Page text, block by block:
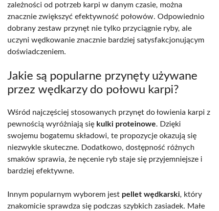
zależności od potrzeb karpi w danym czasie, można
znacznie zwiększyć efektywność połowów. Odpowiednio
dobrany zestaw przynęt nie tylko przyciągnie ryby, ale
uczyni wędkowanie znacznie bardziej satysfakcjonującym
doświadczeniem.
Jakie są popularne przynęty używane
przez wędkarzy do połowu karpi?
Wśród najczęściej stosowanych przynęt do łowienia karpi z
pewnością wyróżniają się kulki proteinowe. Dzięki
swojemu bogatemu składowi, te propozycje okazują się
niezwykle skuteczne. Dodatkowo, dostępność różnych
smaków sprawia, że nęcenie ryb staje się przyjemniejsze i
bardziej efektywne.
Innym popularnym wyborem jest pellet wędkarski, który
znakomicie sprawdza się podczas szybkich zasiadek. Małe